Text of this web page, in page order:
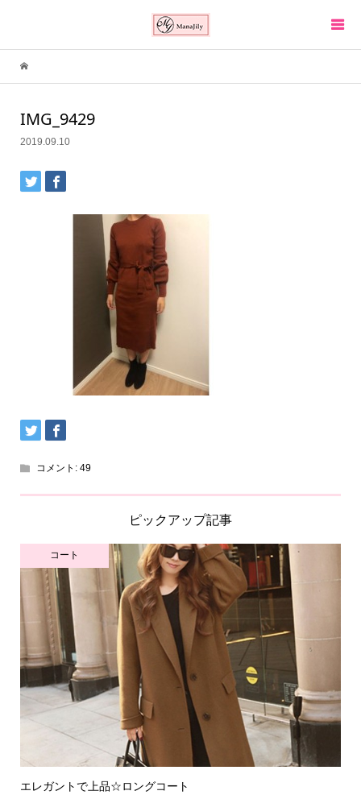
IMG_9429
2019.09.10
コメント: 49
ピックアップ記事
コート
エレガントで上品☆ロングコート